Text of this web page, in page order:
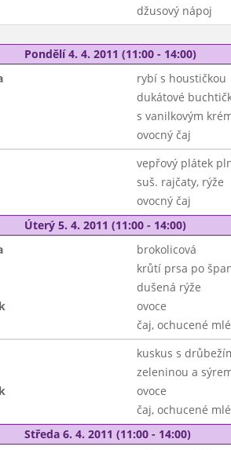
džusový nápoj
Pondělí 4. 4. 2011 (11:00 - 14:00)
rybí s houstičkou
dukátové
s vanilkovým
ovocný čaj
vepřový plátek
suš. rajčaty, rýže
ovocný čaj
Úterý 5. 4. 2011 (11:00 - 14:00)
brokolicová
krůtí prsa po
dušená rýže
ovoce
čaj, ochucené
kuskus s
zeleninou a
ovoce
čaj, ochucené
Středa 6. 4. 2011 (11:00 - 14:00)